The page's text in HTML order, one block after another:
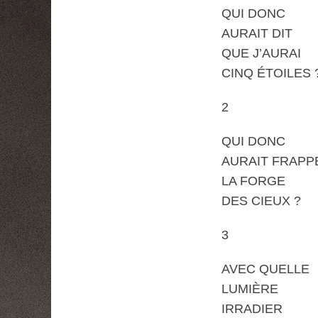
QUI DONC
AURAIT DIT
QUE J’AURAI
CINQ ÉTOILES
2
QUI DONC
AURAIT
LA FORGE
DES CIEUX ?
3
AVEC QUELLE
LUMIÈRE
IRRADIER